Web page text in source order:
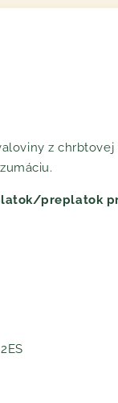
z chrbtovej
preplatok